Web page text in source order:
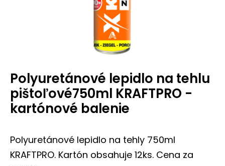
Polyuretánové lepidlo na tehlu
pištoľové750ml KRAFTPRO -
kartónové balenie
Polyuretánové lepidlo na tehly 750ml
KRAFTPRO. Kartón obsahuje 12ks. Cena za